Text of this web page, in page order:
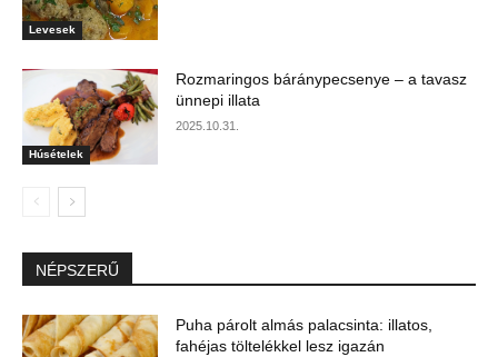
Levesek
Húsételek
Rozmaringos báránypecsenye – a tavasz
ünnepi illata
2025.10.31.
NÉPSZERŰ
Puha párolt almás palacsinta: illatos,
fahéjas töltelékkel lesz igazán